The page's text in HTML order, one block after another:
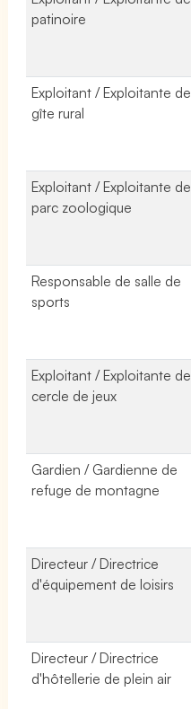
patinoire
Exploitant / Exploitante de
gîte rural
Exploitant / Exploitante de
parc zoologique
Responsable de salle de
sports
Exploitant / Exploitante de
cercle de jeux
Gardien / Gardienne de
refuge de montagne
Directeur / Directrice
d'équipement de loisirs
Directeur / Directrice
d'hôtellerie de plein air